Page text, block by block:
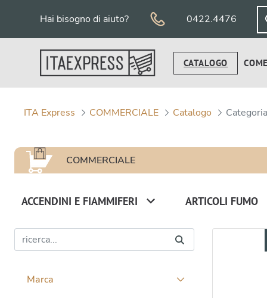
Hai bisogno di aiuto? 0422.4476
CATALOGO
ITA Express COMMERCIALE Catalogo Categoria
COMMERCIALE
ACCENDINI E FIAMMIFERI ARTICOLI FUMO
Marca